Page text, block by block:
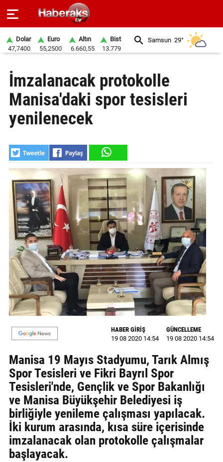
SPOR
YAŞAM
BELEDİYELER
SAĞLIK
SİYASET
EĞİTİM
GALERİ
VİDEO
YAZARLAR
BİZE
ULAŞIN
Künye
İletişim
Gizlilik
Sözleşmesi
Kullanıcı
Sözleşmesi
Dolar
47,7400
Euro
55,2500
Altın
6.660,55
Bist
13.779
Samsun 29°
İmzalanacak protokolle
Manisa'daki spor tesisleri
yenilenecek
HABER GİRİŞ
19 08 2020 14:54
GÜNCELLEME
19 08 2020 14:54
Manisa 19 Mayıs Stadyumu, Tarık Almış
Spor Tesisleri ve Fikri Bayrıl Spor
Tesisleri'nde, Gençlik ve Spor Bakanlığı
ve Manisa Büyükşehir Belediyesi iş
birliğiyle yenileme çalışması yapılacak.
İki kurum arasında, kısa süre içerisinde
imzalanacak olan protokolle çalışmalar
başlayacak.